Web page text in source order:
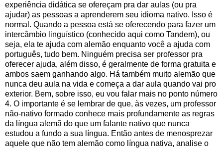
experiência didática se ofereçam pra dar aulas (ou pra
ajudar) as pessoas a aprenderem seu idioma nativo. Isso é
normal. Quando a pessoa está se oferecendo para fazer um
intercâmbio linguístico (conhecido aqui como Tandem), ou
seja, ela te ajuda com alemão enquanto você a ajuda com
português, tudo bem. Ninguém precisa ser professor pra
oferecer ajuda, além disso, é geralmente de forma gratuita e
ambos saem ganhando algo. Há também muito alemão que
nunca deu aula na vida e começa a dar aula quando vai pro
exterior. Bem, sobre isso, eu vou falar mais no ponto número
4. O importante é se lembrar de que, às vezes, um professor
não-nativo formado conhece mais profundamente as regras
da língua alemã do que um falante nativo que nunca
estudou a fundo a sua língua. Então antes de menosprezar
aquele que não tem alemão como língua nativa, analise o